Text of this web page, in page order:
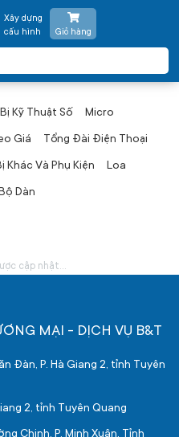
Xây dựng
cấu hình
Giỏ hàng
Kỹ Thuật Số Micro
Giá Tổng Đài Điện Thoại
Khác Và Phụ Kiện Loa
Dàn
cập nhật...
MẠI - DỊCH VỤ B&T
Đàn, P. Hà Giang 2, tỉnh Tuyên
2, tỉnh Tuyên Quang